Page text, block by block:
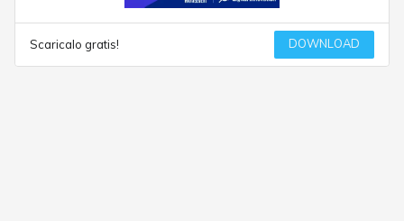
Scaricalo gratis! DOWNLOAD